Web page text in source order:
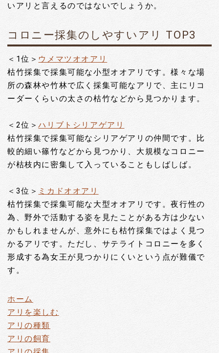
いアリと言えるのではないでしょうか。
コロニー採集のしやすいアリ TOP3
＜1位＞ ウメマツオオアリ
枯竹採集で採集可能な小型オオアリです。様々な場
所の森林や竹林で広く採集可能なアリで、主にリコ
ーダーくらいの太さの枯竹などから見つかります。
＜2位＞ハリブトシリアゲアリ
枯竹採集で採集可能なシリアゲアリの仲間です。比
較的細い篠竹などから見つかり、大規模なコロニー
が枯枝内に密集して入っていることもしばしば。
＜3位＞ ミカドオオアリ
枯竹採集で採集可能な大型オオアリです。夜行性の
為、野外で活動する姿を見たことがある方は少ない
かもしれませんが、意外にも枯竹採集ではよく見つ
かるアリです。ただし、サテライトコロニーを多く
形成する為女王が見つかりにくいという点が難儀で
す。
ホーム
アリを楽しむ
アリの種類
アリの飼育